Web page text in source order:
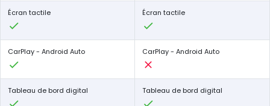
Écran tactile Écran tactile
CarPlay - Android Auto CarPlay - Android Auto
Tableau de bord digital Tableau de bord digital